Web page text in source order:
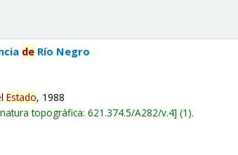
de Río Negro
lEstado, 1988
topográfica:621.374.5/A282/v.4 (1).